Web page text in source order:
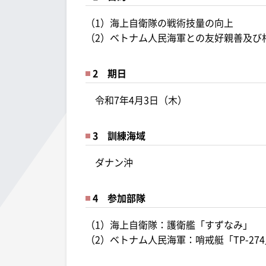
（1）海上自衛隊の戦術技量の向上
（2）ベトナム人民海軍との友好親善及
2 期日
令和7年4月3日（木）
3 訓練海域
ダナン沖
4 参加部隊
（1）海上自衛隊：護衛艦「すずなみ」
（2）ベトナム人民海軍：哨戒艇「TP-274